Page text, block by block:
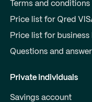
Terms and
Price list for Qred
Price list for business
Questions and
Private individuals
Savings account